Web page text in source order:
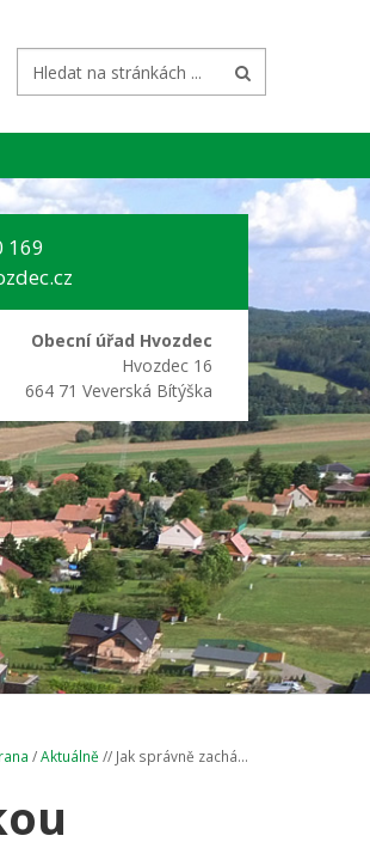
169
Obecní úřad Hvozdec
Hvozdec 16
664 71 Veverská Bítýška
/Aktuálně // Jak správně zachá...